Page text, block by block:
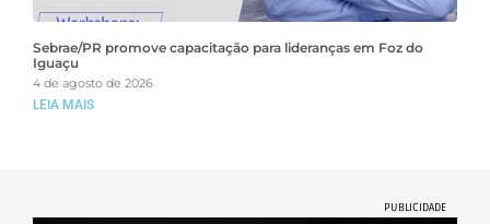
Sebrae/PR promove capacitação para lideranças em Foz do
Iguaçu
4 de agosto de 2026
LEIA MAIS
PUBLICIDADE